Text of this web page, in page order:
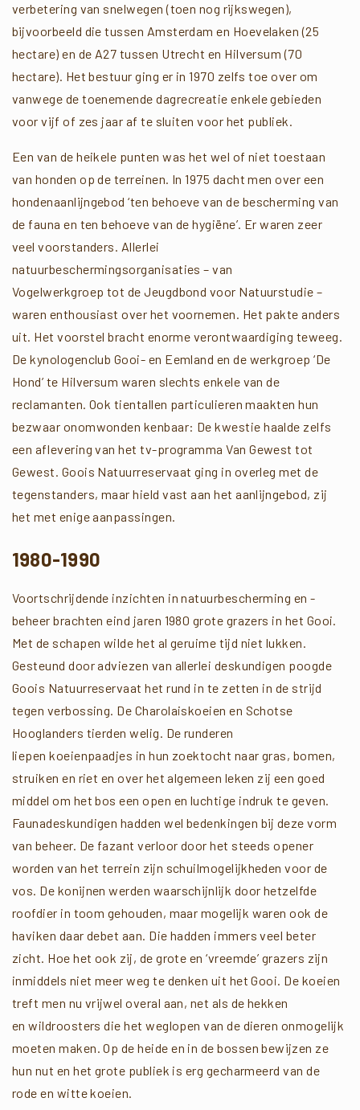
verbetering van snelwegen (toen nog rijkswegen),
bijvoorbeeld die tussen Amsterdam en Hoevelaken (25
hectare) en de A27 tussen Utrecht en Hilversum (70
hectare). Het bestuur ging er in 1970 zelfs toe over om
vanwege de toenemende dagrecreatie enkele gebieden
voor vijf of zes jaar af te sluiten voor het publiek.
Een van de heikele punten was het wel of niet toestaan
van honden op de terreinen. In 1975 dacht men over een
hondenaanlijngebod ‘ten behoeve van de bescherming van
de fauna en ten behoeve van de hygiëne’. Er waren zeer
veel voorstanders. Allerlei
natuurbeschermingsorganisaties – van
Vogelwerkgroep tot de Jeugdbond voor Natuurstudie –
waren enthousiast over het voornemen. Het pakte anders
uit. Het voorstel bracht enorme verontwaardiging teweeg.
De kynologenclub Gooi- en Eemland en de werkgroep ‘De
Hond’ te Hilversum waren slechts enkele van de
reclamanten. Ook tientallen particulieren maakten hun
bezwaar onomwonden kenbaar: De kwestie haalde zelfs
een aflevering van het tv-programma Van Gewest tot
Gewest. Goois Natuurreservaat ging in overleg met de
tegenstanders, maar hield vast aan het aanlijngebod, zij
het met enige aanpassingen.
1980-1990
Voortschrijdende inzichten in natuurbescherming en -
beheer brachten eind jaren 1980 grote grazers in het Gooi.
Met de schapen wilde het al geruime tijd niet lukken.
Gesteund door adviezen van allerlei deskundigen poogde
Goois Natuurreservaat het rund in te zetten in de strijd
tegen verbossing. De Charolaiskoeien en Schotse
Hooglanders tierden welig. De runderen
liepen koeienpaadjes in hun zoektocht naar gras, bomen,
struiken en riet en over het algemeen leken zij een goed
middel om het bos een open en luchtige indruk te geven.
Faunadeskundigen hadden wel bedenkingen bij deze vorm
van beheer. De fazant verloor door het steeds opener
worden van het terrein zijn schuilmogelijkheden voor de
vos. De konijnen werden waarschijnlijk door hetzelfde
roofdier in toom gehouden, maar mogelijk waren ook de
haviken daar debet aan. Die hadden immers veel beter
zicht. Hoe het ook zij, de grote en ‘vreemde’ grazers zijn
inmiddels niet meer weg te denken uit het Gooi. De koeien
treft men nu vrijwel overal aan, net als de hekken
en wildroosters die het weglopen van de dieren onmogelijk
moeten maken. Op de heide en in de bossen bewijzen ze
hun nut en het grote publiek is erg gecharmeerd van de
rode en witte koeien.